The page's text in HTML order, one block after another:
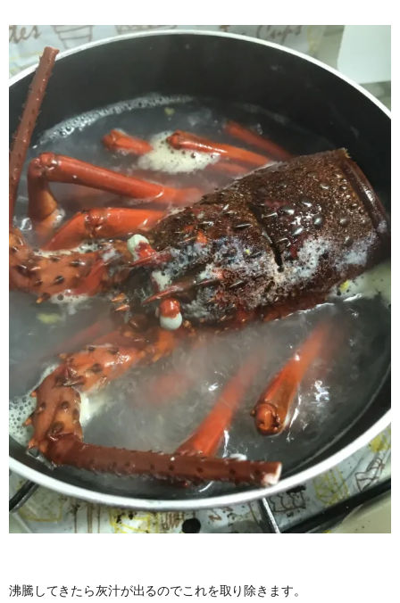
沸騰してきたら灰汁が出るのでこれを取り除きます。